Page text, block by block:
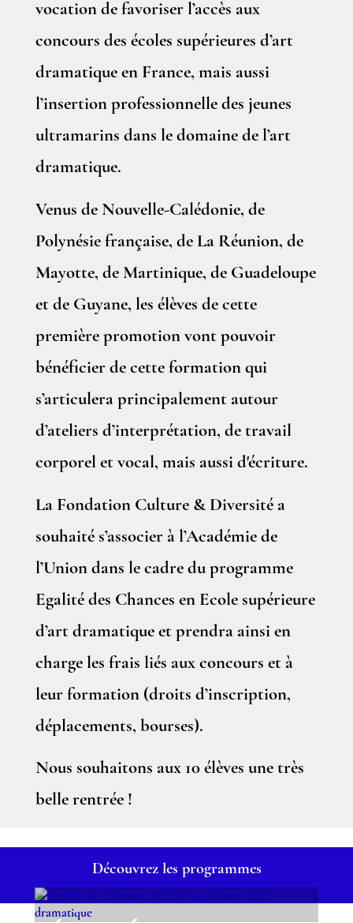
vocation de favoriser l’accès aux
concours des écoles supérieures d’art
dramatique en France, mais aussi
l’insertion professionnelle des jeunes
ultramarins dans le domaine de l’art
dramatique.
Venus de Nouvelle-Calédonie, de
Polynésie française, de La Réunion, de
Mayotte, de Martinique, de Guadeloupe
et de Guyane, les élèves de cette
première promotion vont pouvoir
bénéficier de cette formation qui
s’articulera principalement autour
d’ateliers d’interprétation, de travail
corporel et vocal, mais aussi d'écriture.
La Fondation Culture & Diversité a
souhaité s’associer à l’Académie de
l’Union dans le cadre du programme
Egalité des Chances en Ecole supérieure
d’art dramatique et prendra ainsi en
charge les frais liés aux concours et à
leur formation (droits d’inscription,
déplacements, bourses).
Nous souhaitons aux 10 élèves une très
belle rentrée !
Découvrez les programmes